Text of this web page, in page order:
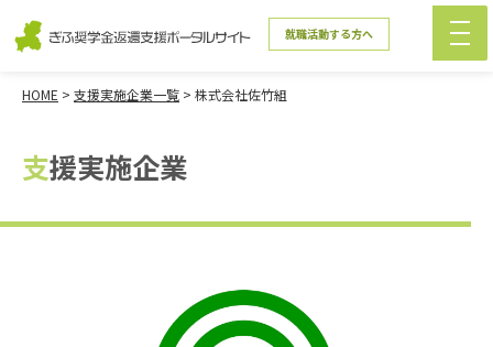
就職活動する方へ
HOME > 支援実施企業一覧 > 株式会社佐竹組
支援実施企業